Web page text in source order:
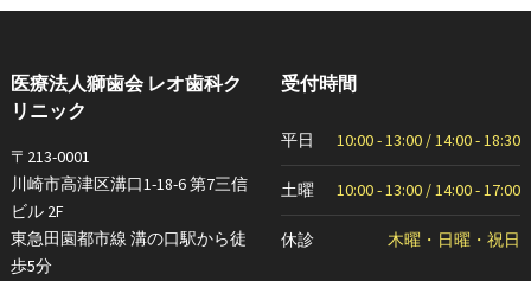
医療法人獅歯会 レオ歯科ク
リニック
〒213-0001
川崎市高津区溝口1-18-6 第7三信
ビル 2F
東急田園都市線 溝の口駅から徒
歩5分
受付時間
平日 10:00 - 13:00 / 14:00 - 18:30
土曜 10:00 - 13:00 / 14:00 - 17:00
休診 木曜・日曜・祝日